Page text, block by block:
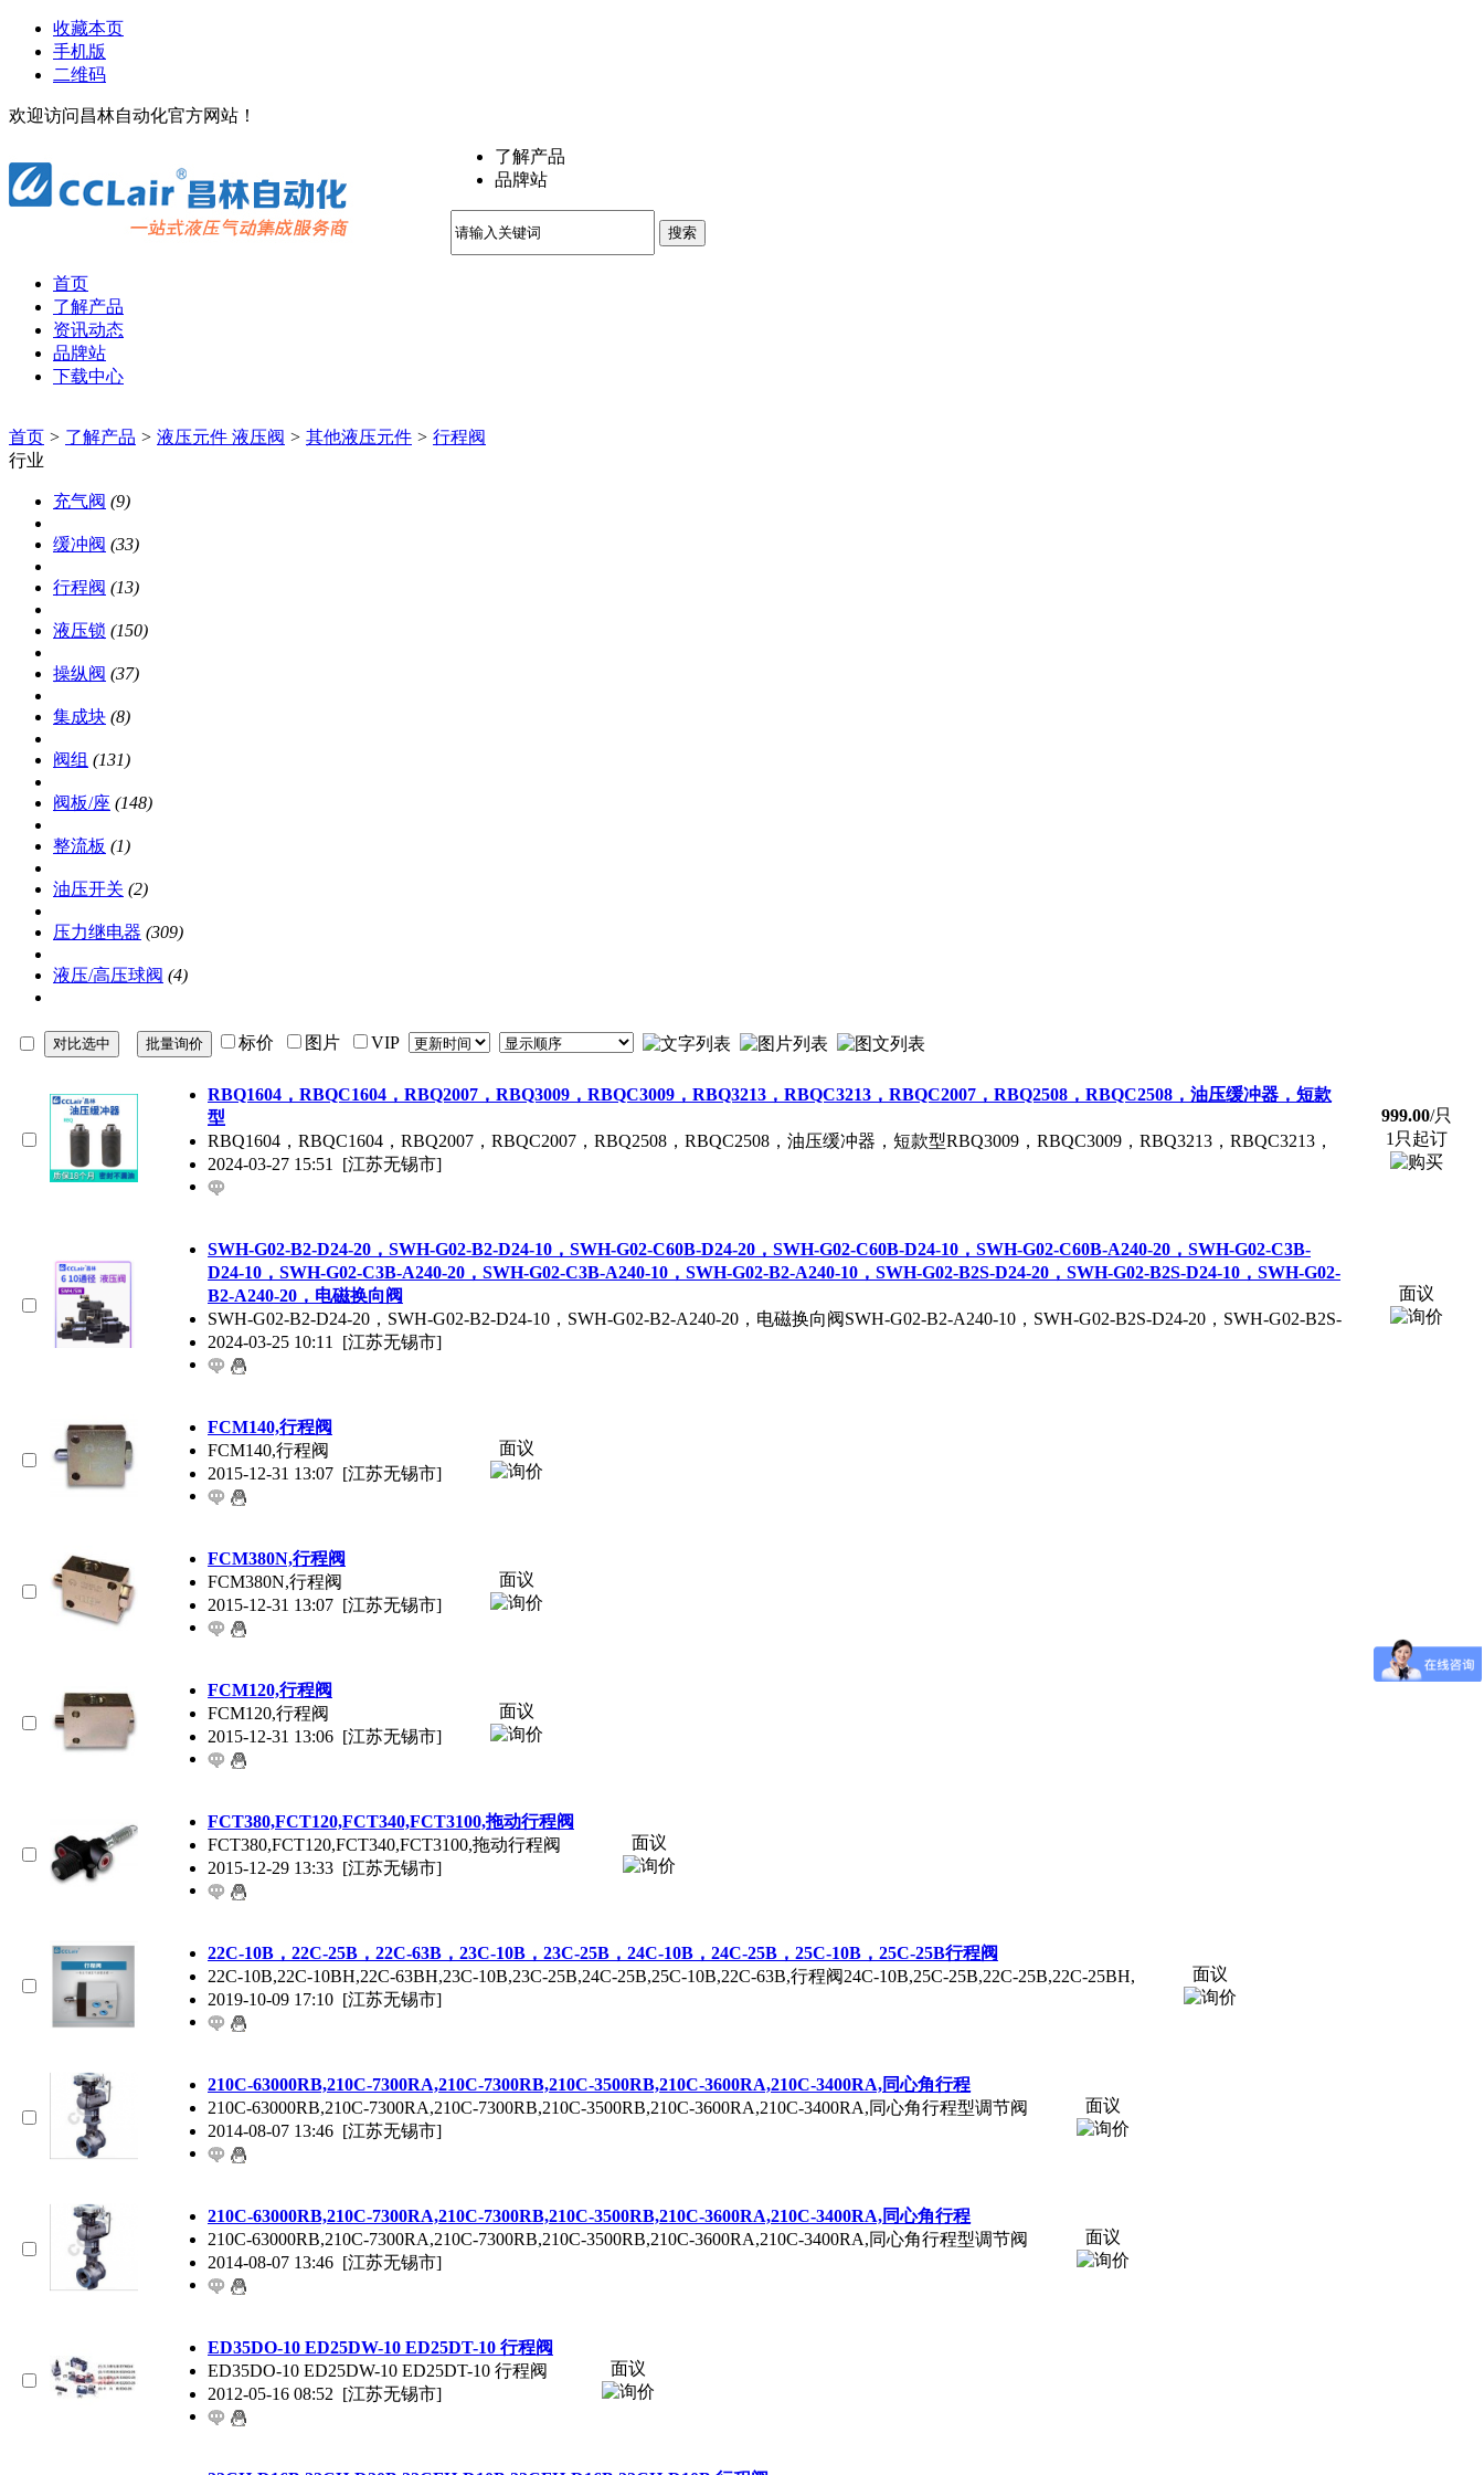
收藏本页
手机版
二维码
欢迎访问昌林自动化官方网站！
了解产品
品牌站
搜索
首页
了解产品
资讯动态
品牌站
下载中心
首页 > 了解产品 > 液压元件 液压阀 > 其他液压元件 > 行程阀
行业
充气阀 (9)
缓冲阀 (33)
行程阀 (13)
液压锁 (150)
操纵阀 (37)
集成块 (8)
阀组 (131)
阀板/座 (148)
整流板 (1)
油压开关 (2)
压力继电器 (309)
液压/高压球阀 (4)
标价 图片 VIP
RBQ1604，RBQC1604，RBQ2007，RBQ3009，RBQC3009，RBQ3213，RBQC3213，RBQC2007，RBQ2508，RBQC2508，油压缓冲器，短款
型
RBQ1604，RBQC1604，RBQ2007，RBQC2007，RBQ2508，RBQC2508，油压缓冲器，短款型RBQ3009，RBQC3009，RBQ3213，RBQC3213，
2024-03-27 15:51 [江苏无锡市]
999.00/只
1只起订
SWH-G02-B2-D24-20，SWH-G02-B2-D24-10，SWH-G02-C60B-D24-20，SWH-G02-C60B-D24-10，SWH-G02-C60B-A240-20，SWH-G02-C3B-
D24-10，SWH-G02-C3B-A240-20，SWH-G02-C3B-A240-10，SWH-G02-B2-A240-10，SWH-G02-B2S-D24-20，SWH-G02-B2S-D24-10，SWH-G02-
B2-A240-20，电磁换向阀
SWH-G02-B2-D24-20，SWH-G02-B2-D24-10，SWH-G02-B2-A240-20，电磁换向阀SWH-G02-B2-A240-10，SWH-G02-B2S-D24-20，SWH-G02-B2S-
2024-03-25 10:11 [江苏无锡市]
面议
FCM140,行程阀
FCM140,行程阀
2015-12-31 13:07 [江苏无锡市]
面议
FCM380N,行程阀
FCM380N,行程阀
2015-12-31 13:07 [江苏无锡市]
面议
FCM120,行程阀
FCM120,行程阀
2015-12-31 13:06 [江苏无锡市]
面议
FCT380,FCT120,FCT340,FCT3100,拖动行程阀
FCT380,FCT120,FCT340,FCT3100,拖动行程阀
2015-12-29 13:33 [江苏无锡市]
面议
22C-10B，22C-25B，22C-63B，23C-10B，23C-25B，24C-10B，24C-25B，25C-10B，25C-25B行程阀
22C-10B,22C-10BH,22C-63BH,23C-10B,23C-25B,24C-25B,25C-10B,22C-63B,行程阀24C-10B,25C-25B,22C-25B,22C-25BH,
2019-10-09 17:10 [江苏无锡市]
面议
210C-63000RB,210C-7300RA,210C-7300RB,210C-3500RB,210C-3600RA,210C-3400RA,同心角行程
210C-63000RB,210C-7300RA,210C-7300RB,210C-3500RB,210C-3600RA,210C-3400RA,同心角行程型调节阀
2014-08-07 13:46 [江苏无锡市]
面议
210C-63000RB,210C-7300RA,210C-7300RB,210C-3500RB,210C-3600RA,210C-3400RA,同心角行程
210C-63000RB,210C-7300RA,210C-7300RB,210C-3500RB,210C-3600RA,210C-3400RA,同心角行程型调节阀
2014-08-07 13:46 [江苏无锡市]
面议
ED35DO-10 ED25DW-10 ED25DT-10 行程阀
ED35DO-10 ED25DW-10 ED25DT-10 行程阀
2012-05-16 08:52 [江苏无锡市]
面议